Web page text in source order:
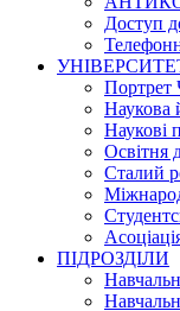
Доступ
Наукова
Наукові
Освітня
Сталий
ПІДРОЗДІЛИ